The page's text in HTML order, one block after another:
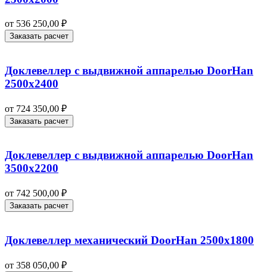
от 536 250,00 ₽
Заказать расчет
Доклевеллер с выдвижной аппарелью DoorHan
2500х2400
от 724 350,00 ₽
Заказать расчет
Доклевеллер с выдвижной аппарелью DoorHan
3500х2200
от 742 500,00 ₽
Заказать расчет
Доклевеллер механический DoorHan 2500х1800
от 358 050,00 ₽